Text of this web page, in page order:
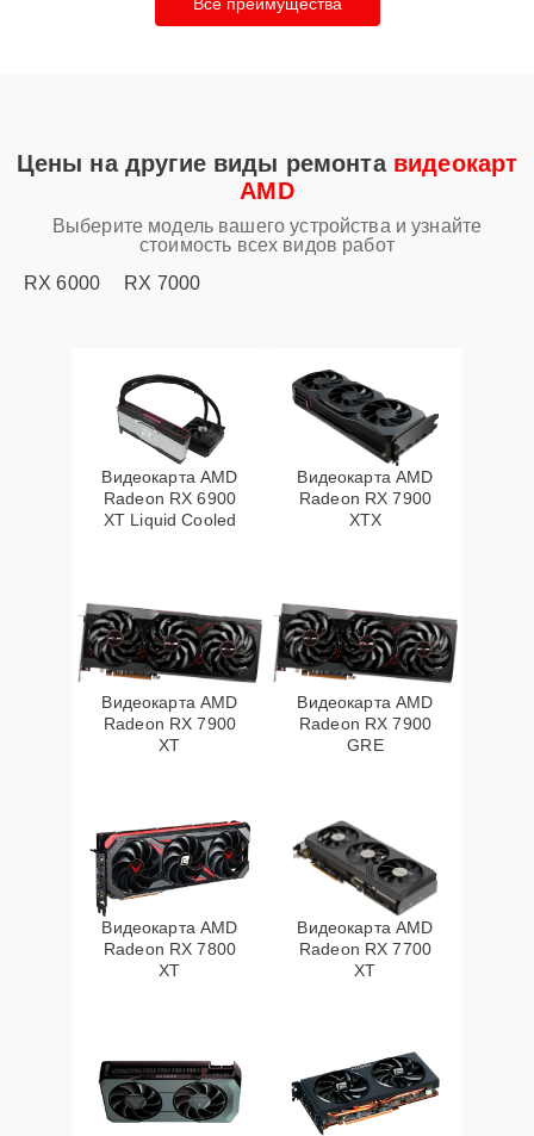
Цены на другие виды ремонта видеокарт
AMD
Выберите модель вашего устройства и узнайте
стоимость всех видов работ
RX 6000
RX 7000
Видеокарта AMD
Radeon RX 6900
XT Liquid Cooled
Видеокарта AMD
Radeon RX 7900
XTX
Видеокарта AMD
Radeon RX 7900
XT
Видеокарта AMD
Radeon RX 7900
GRE
Видеокарта AMD
Radeon RX 7800
XT
Видеокарта AMD
Radeon RX 7700
XT